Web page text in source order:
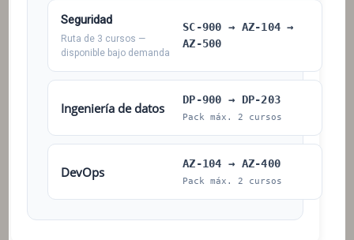
Seguridad
Ruta de 3 cursos —
disponible bajo demanda
SC-900 → AZ-104 →
AZ-500
Ingeniería de datos
DP-900 → DP-203
Pack máx. 2 cursos
DevOps
AZ-104 → AZ-400
Pack máx. 2 cursos